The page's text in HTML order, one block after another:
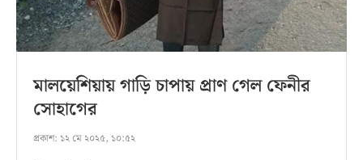
মালয়েশিয়ায় গাড়ি চাপায় প্রাণ গেল ফেনীর
সোহাগের
প্রকাশ: ১২ মে ২০২৫, ১০:৫২